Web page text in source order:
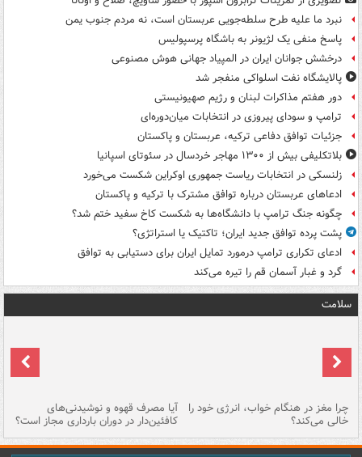
نبرد ما علیه طرح سلطه‌جویی عربستان است، نه مردم جنوب یمن
پاسخ منفی یک لژیونر به باشگاه پرسپولیس
درخشش جوانان ایران در المپیاد جهانی هوش مصنوعی
پالایشگاه نفت اسلواکی منفجر شد
دور هفتم مذاکرات لبنان و رژیم صهیونیستی
ترامپ و سودای پیروزی در انتخابات میان‌دوره‌ای
جزئیات توافق دفاعی ترکیه، عربستان و پاکستان
بلاتکلیفی بیش از ۱۳۰۰ مهاجر خردسال در سئوتای اسپانیا
زلنسکی در انتخابات ریاست جمهوری اوکراین شکست می‌خورد
ادعاهای عربستان درباره توافق مشترک با ترکیه و پاکستان
چگونه جنگ ترامپ با دانشگاه‌ها به شکست کاخ سفید ختم شد؟
پشت پرده توافق جدید ایران؛ تاکتیک یا استراتژی؟
ادعای تکراری ترامپ درمورد تمایل ایران برای دستیابی به توافق
گرد و غبار آسمان قم را تیره می‌کند
سلامت
چرا مغز در هنگام خواب، انرژی خود را
خالی می‌کند؟
آیا مصرف قهوه و نوشیدنی‌های
کافئین‌دار در دوران بارداری مجاز است؟